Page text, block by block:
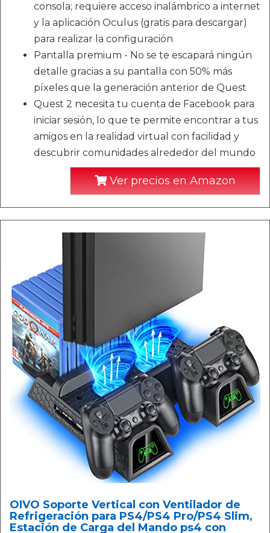
consola; requiere acceso inalámbrico a internet
y la aplicación Oculus (gratis para descargar)
para realizar la configuración
Pantalla premium - No se te escapará ningún
detalle gracias a su pantalla con 50% más
píxeles que la generación anterior de Quest
Quest 2 necesita tu cuenta de Facebook para
iniciar sesión, lo que te permite encontrar a tus
amigos en la realidad virtual con facilidad y
descubrir comunidades alrededor del mundo
Ver precios en Amazon
OIVO Soporte Vertical con Ventilador de
Refrigeración para PS4/PS4 Pro/PS4 Slim,
Estación de Carga del Mando ps4 con